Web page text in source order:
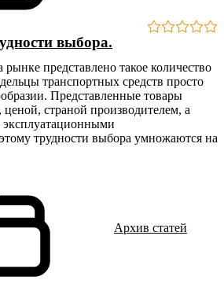
выбора.
представлено такое количество
транспортных средств просто
Представленные товары
ценой, страной производителем, а
трудности выбора умножаются на
Архив статей